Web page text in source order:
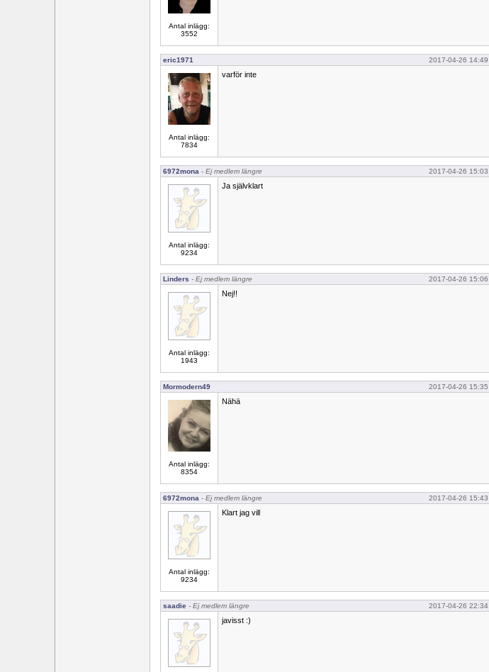
Antal inlägg:
3552
eric1971 2017-04-26 14:49
Antal inlägg:
7834
varför inte
6972mona - Ej medlem längre 2017-04-26 15:03
Antal inlägg:
9234
Ja självklart
Linders - Ej medlem längre 2017-04-26 15:06
Antal inlägg:
1943
Nej!!
Mormodern49 2017-04-26 15:35
Antal inlägg:
8354
Nähä
6972mona - Ej medlem längre 2017-04-26 15:43
Antal inlägg:
9234
Klart jag vill
saadie - Ej medlem längre 2017-04-26 22:34
javisst :)